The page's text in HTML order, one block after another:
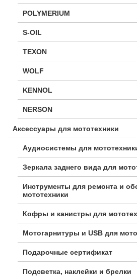
POLYMERIUM
S-OIL
TEXON
WOLF
KENNOL
NERSON
Аксессуары для мототехники
Аудиосистемы для
Зеркала заднего вида для
Инструменты для ремонта и
мототехники
Кофры и канистры для
Мотогарнитуры и USB для
Подарочные сертификат
Подсветка, наклейки и брелки